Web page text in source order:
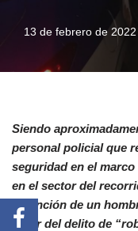
13 de febrero de 2022
Siendo
personal policial que
seguridad en el
en el sector del
detención de un
autor del delito de